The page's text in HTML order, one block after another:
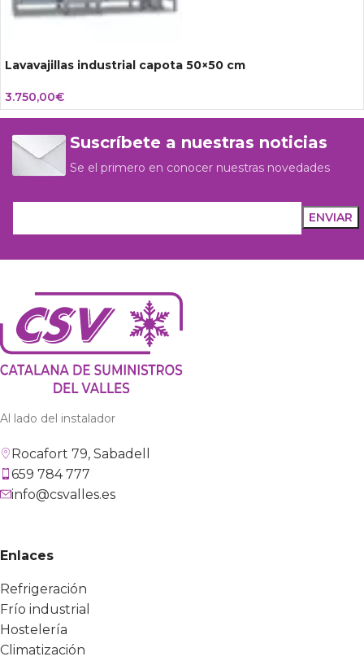
Lavavajillas industrial capota 50×50 cm
3.750,00€
Suscríbete a nuestras noticias
Se el primero en conocer nuestras novedades
Al lado del instalador
Rocafort 79, Sabadell
659 784 777
info@csvalles.es
Enlaces
Refrigeración
Frío industrial
Hostelería
Climatización